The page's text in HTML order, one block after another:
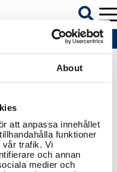
About
att anpassa innehållet
funktioner
vår trafik. Vi
och annan
medier och